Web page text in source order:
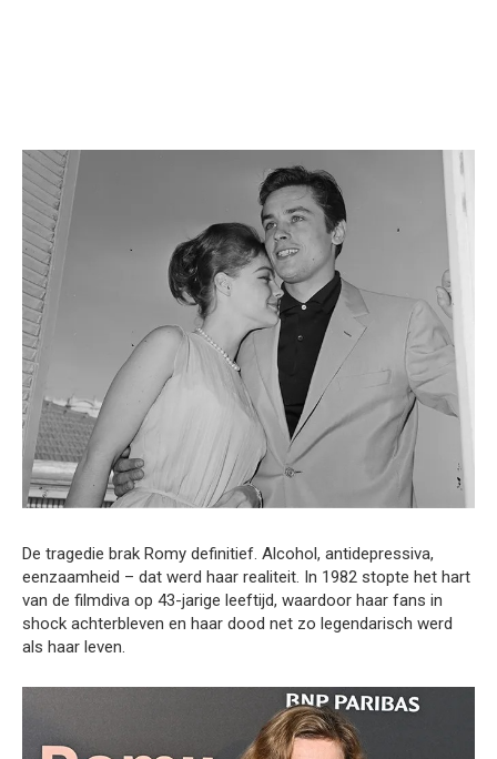
De tragedie brak Romy definitief. Alcohol, antidepressiva,
eenzaamheid – dat werd haar realiteit. In 1982 stopte het hart
van de filmdiva op 43-jarige leeftijd, waardoor haar fans in
shock achterbleven en haar dood net zo legendarisch werd
als haar leven.